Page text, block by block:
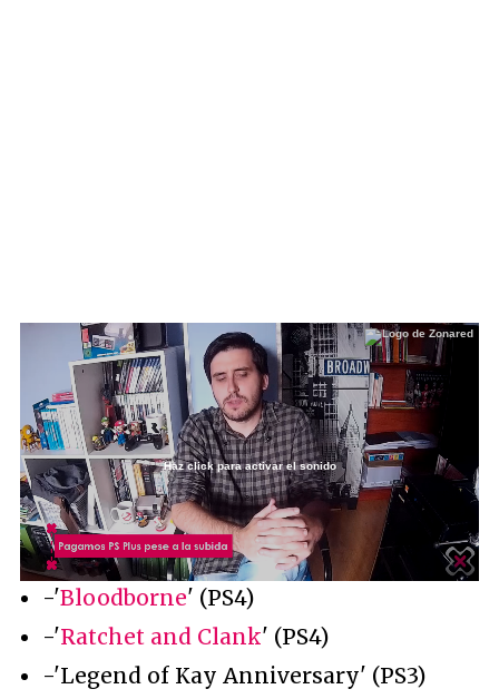
Unmute /
Loaded:
7.13%
Haz click para activar el sonido
-'Bloodborne' (PS4)
-'Ratchet and Clank' (PS4)
-'Legend of Kay Anniversary' (PS3)